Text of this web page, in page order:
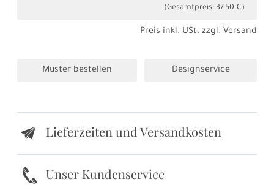
(Gesamtpreis: 37,50 €)
Preis inkl. USt. zzgl. Versand
Muster bestellen Designservice
e Lieferzeiten und Versandkosten
k Unser Kundenservice